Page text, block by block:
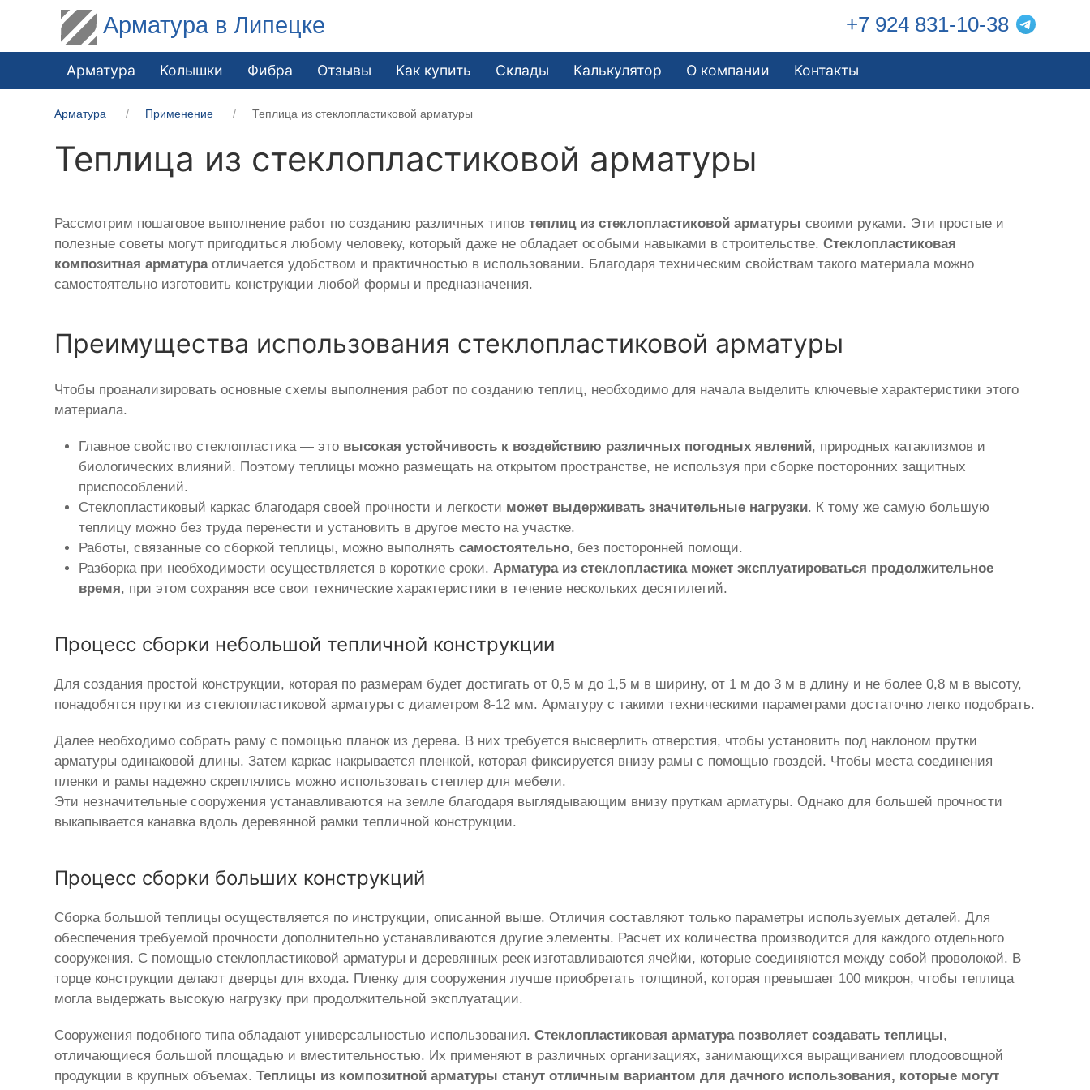
Арматура в Липецке +7 924 831-10-38
Арматура Колышки Фибра Отзывы Как купить Склады Калькулятор О компании Контакты
Арматура Применение Теплица из стеклопластиковой арматуры
Теплица из стеклопластиковой арматуры
Рассмотрим пошаговое выполнение работ по созданию различных типовтеплиц из стеклопластиковой арматуры своими руками. Эти простые и
полезные советы могут пригодиться любому человеку, который даже не обладает особыми навыками в строительстве.Стеклопластиковая
композитная арматураотличается удобством и практичностью в использовании. Благодаря техническим свойствам такого материала можно
самостоятельно изготовить конструкции любой формы и предназначения.
Преимущества использования стеклопластиковой арматуры
Чтобы проанализировать основные схемы выполнения работ по созданию теплиц, необходимо для начала выделить ключевые характеристики этого
материала.
Главное свойство стеклопластика — это высокая устойчивость к воздействию различных погодных явлений, природных катаклизмов и
биологических влияний. Поэтому теплицы можно размещать на открытом пространстве, не используя при сборке посторонних защитных
приспособлений.
Стеклопластиковый каркас благодаря своей прочности и легкости может выдерживать значительные нагрузки. К тому же самую большую
теплицу можно без труда перенести и установить в другое место на участке.
Работы, связанные со сборкой теплицы, можно выполнятьсамостоятельно, без посторонней помощи.
Разборка при необходимости осуществляется в короткие сроки. Арматура из стеклопластика может эксплуатироваться продолжительное
время, при этом сохраняя все свои технические характеристики в течение нескольких десятилетий.
Процесс сборки небольшой тепличной конструкции
Для создания простой конструкции, которая по размерам будет достигать от 0,5 м до 1,5 м в ширину, от 1 м до 3 м в длину и не более 0,8 м в высоту,
понадобятся прутки из стеклопластиковой арматуры с диаметром 8-12 мм. Арматуру с такими техническими параметрами достаточно легко подобрать.
Далее необходимо собрать раму с помощью планок из дерева. В них требуется высверлить отверстия, чтобы установить под наклоном прутки
арматуры одинаковой длины. Затем каркас накрывается пленкой, которая фиксируется внизу рамы с помощью гвоздей. Чтобы места соединения
пленки и рамы надежно скреплялись можно использовать степлер для мебели.
Эти незначительные сооружения устанавливаются на земле благодаря выглядывающим внизу пруткам арматуры. Однако для большей прочности
выкапывается канавка вдоль деревянной рамки тепличной конструкции.
Процесс сборки больших конструкций
Сборка большой теплицы осуществляется по инструкции, описанной выше. Отличия составляют только параметры используемых деталей. Для
обеспечения требуемой прочности дополнительно устанавливаются другие элементы. Расчет их количества производится для каждого отдельного
сооружения. С помощью стеклопластиковой арматуры и деревянных реек изготавливаются ячейки, которые соединяются между собой проволокой. В
торце конструкции делают дверцы для входа. Пленку для сооружения лучше приобретать толщиной, которая превышает 100 микрон, чтобы теплица
могла выдержать высокую нагрузку при продолжительной эксплуатации.
Сооружения подобного типа обладают универсальностью использования.Стеклопластиковая арматура позволяет создавать теплицы,
отличающиеся большой площадью и вместительностью. Их применяют в различных организациях, занимающихся выращиванием плодоовощной
продукции в крупных объемах.Теплицы из композитной арматуры станут отличным вариантом для дачного использования, которые могут